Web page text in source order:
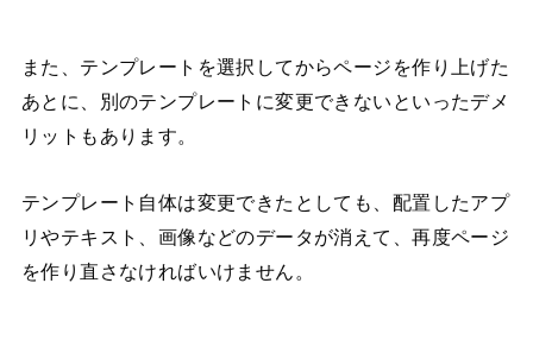
また、テンプレートを選択してからページを作り上げた
あとに、別のテンプレートに変更できないといったデメ
リットもあります。
テンプレート自体は変更できたとしても、配置したアプ
リやテキスト、画像などのデータが消えて、再度ページ
を作り直さなければいけません。